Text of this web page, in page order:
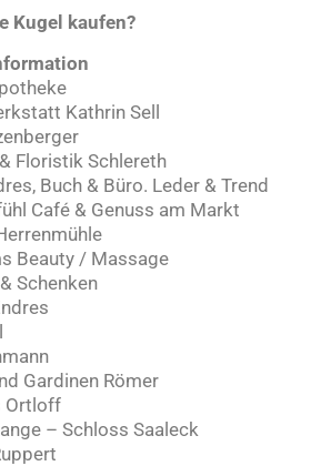
Kugel kaufen?
Kathrin Sell
Floristik Schlereth
Buch & Büro. Leder & Trend
Café & Genuss am Markt
Beauty / Massage
Schenken
Gardinen Römer
Ortloff
– Schloss Saaleck